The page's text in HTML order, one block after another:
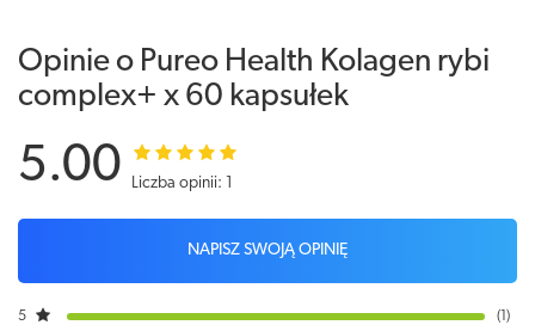
Opinie o Pureo Health Kolagen rybi
complex+ x 60 kapsułek
5.00 Liczba opinii: 1
NAPISZ SWOJĄ OPINIĘ
5
1